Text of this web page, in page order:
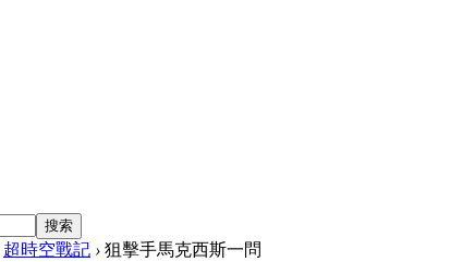
搜索
超時空戰記 › 狙擊手馬克西斯一問